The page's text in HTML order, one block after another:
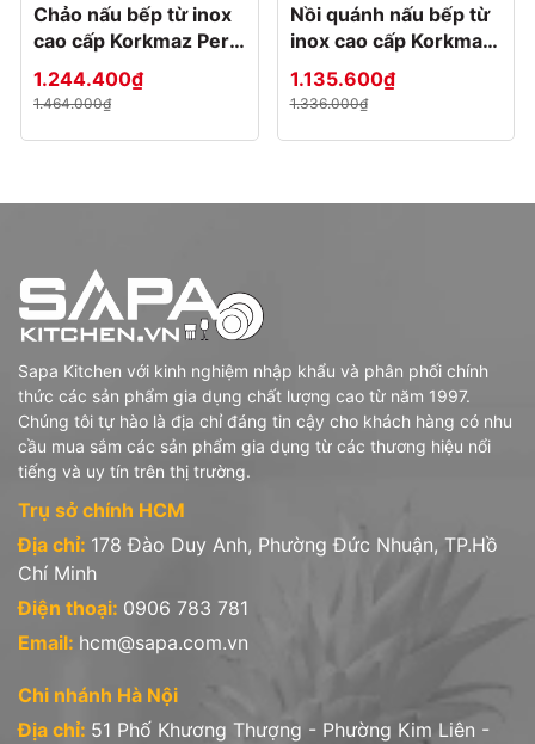
Chảo nấu bếp từ inox
cao cấp Korkmaz Perla
- Ø24cm - A1659
1.244.400₫
1.464.000₫
Nồi quánh nấu bếp từ
inox cao cấp Korkmaz
Perla 1.6 lít -
Ø16x8cm - A1648
1.135.600₫
1.336.000₫
Sapa Kitchen với kinh nghiệm nhập khẩu và phân phối chính
thức các sản phẩm gia dụng chất lượng cao từ năm 1997.
Chúng tôi tự hào là địa chỉ đáng tin cậy cho khách hàng có nhu
cầu mua sắm các sản phẩm gia dụng từ các thương hiệu nổi
tiếng và uy tín trên thị trường.
Trụ sở chính HCM
Địa chỉ: 178 Đào Duy Anh, Phường Đức Nhuận, TP.Hồ
Chí Minh
Điện thoại: 0906 783 781
Email: hcm@sapa.com.vn
Chi nhánh Hà Nội
Địa chỉ: 51 Phố Khương Thượng - Phường Kim Liên -